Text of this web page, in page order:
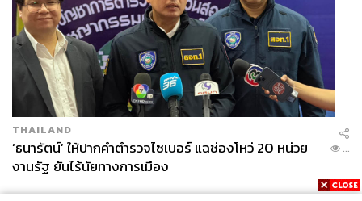
THAILAND
‘ธนารัตน์’ ให้ปากคำตำรวจไซเบอร์ แฉช่องโหว่ 20 หน่วย
งานรัฐ ยันไร้นัยทางการเมือง
...